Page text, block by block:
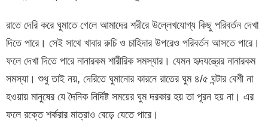
রাতে দেরি করে ঘুমাতে গেলে আমাদের শরীরে উল্লেখযোগ্য কিছু পরিবর্তন দেখা
দিতে পারে। সেই সাথে খাবার রুচি ও চাহিদার উপরেও পরিবর্তন আসতে পারে।
ফলে দেখা দিতে পারে নানারকম শারীরিক সমস্যার। যেমন হৃদযন্ত্রের নানারকম
সমস্যা। শুধু তাই নয়, দেরিতে ঘুমানোর কারনে রাতের ঘুম ৪/৫ ঘন্টার বেশী না
হওয়ায় মানুষের যে দৈনিক নির্দিষ্ট সময়ের ঘুম দরকার হয় তা পূরন হয় না। এর
ফলে রক্তে শর্করার মাত্রাও বেড়ে যেতে পারে।